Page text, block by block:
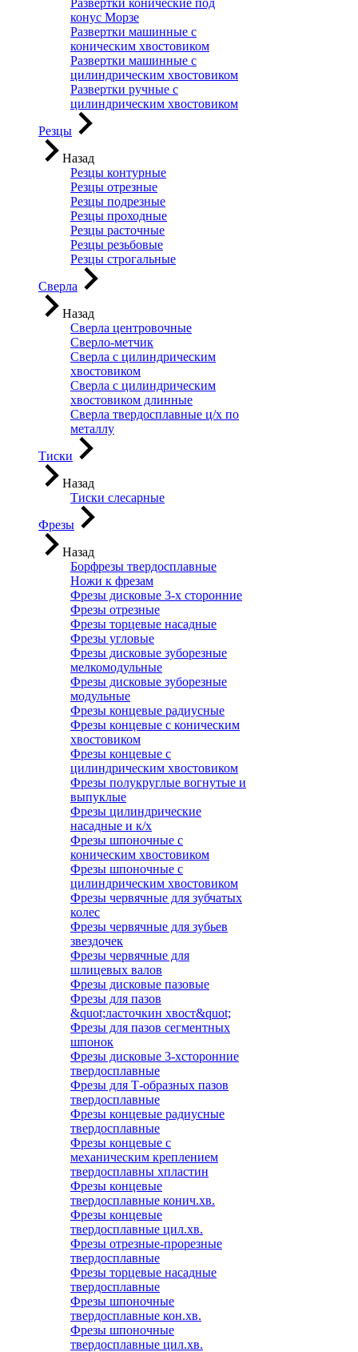
Развертки конические под
конус Морзе
Развертки машинные с
коническим хвостовиком
Развертки машинные с
цилиндрическим хвостовиком
Развертки ручные с
цилиндрическим хвостовиком
Резцы
Назад
Резцы контурные
Резцы отрезные
Резцы подрезные
Резцы проходные
Резцы расточные
Резцы резьбовые
Резцы строгальные
Сверла
Назад
Сверла центровочные
Сверло-метчик
Сверла с цилиндрическим
хвостовиком
Сверла с цилиндрическим
хвостовиком длинные
Сверла твердосплавные ц/х по
металлу
Тиски
Назад
Тиски слесарные
Фрезы
Назад
Борфрезы твердосплавные
Ножи к фрезам
Фрезы дисковые 3-х сторонние
Фрезы отрезные
Фрезы торцевые насадные
Фрезы угловые
Фрезы дисковые зуборезные
мелкомодульные
Фрезы дисковые зуборезные
модульные
Фрезы концевые радиусные
Фрезы концевые с коническим
хвостовиком
Фрезы концевые с
цилиндрическим хвостовиком
Фрезы полукруглые вогнутые и
выпуклые
Фрезы цилиндрические
насадные и к/х
Фрезы шпоночные с
коническим хвостовиком
Фрезы шпоночные с
цилиндрическим хвостовиком
Фрезы червячные для зубчатых
колес
Фрезы червячные для зубьев
звездочек
Фрезы червячные для
шлицевых валов
Фрезы дисковые пазовые
Фрезы для пазов
&quot;ласточкин хвост&quot;
Фрезы для пазов сегментных
шпонок
Фрезы дисковые 3-хсторонние
твердосплавные
Фрезы для Т-образных пазов
твердосплавные
Фрезы концевые радиусные
твердосплавные
Фрезы концевые с
механическим креплением
твердосплавны хпластин
Фрезы концевые
твердосплавные конич.хв.
Фрезы концевые
твердосплавные цил.хв.
Фрезы отрезные-прорезные
твердосплавные
Фрезы торцевые насадные
твердосплавные
Фрезы шпоночные
твердосплавные кон.хв.
Фрезы шпоночные
твердосплавные цил.хв.